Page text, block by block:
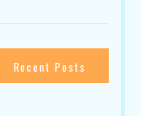
Recent Posts